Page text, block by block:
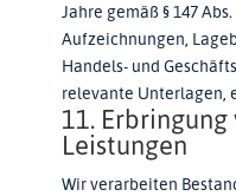
Jahre gemäß § 147
Aufzeichnungen,
Handels- und
relevante Unterlagen,
11.
Leistungen
Wir verarbeiten